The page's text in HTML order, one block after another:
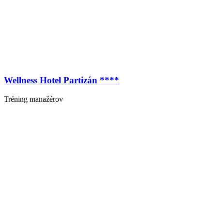
Wellness Hotel Partizán ****
Tréning manažérov